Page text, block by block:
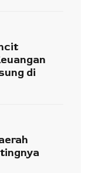
di